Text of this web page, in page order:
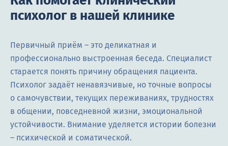
психолог в нашей клинике
Первичный приём – это деликатная и
профессионально выстроенная беседа. Специалист
старается понять причину обращения пациента.
Психолог задаёт ненавязчивые, но точные вопросы
о самочувствии, текущих переживаниях, трудностях
в общении, повседневной жизни, эмоциональной
устойчивости. Внимание уделяется истории болезни
– психической и соматической.